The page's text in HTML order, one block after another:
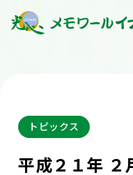
トピックス
平成２１年 ２